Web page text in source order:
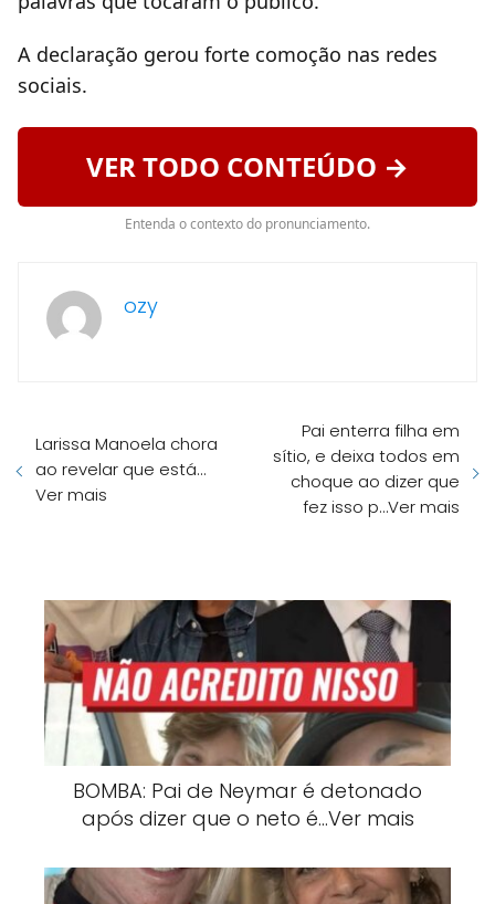
A declaração gerou forte comoção nas redes
sociais.
VER TODO CONTEÚDO →
Entenda o contexto do pronunciamento.
ozy
Larissa Manoela chora
ao revelar que está…
Ver mais
Pai enterra filha em
sítio, e deixa todos em
choque ao dizer que
fez isso p…Ver mais
BOMBA: Pai de Neymar é detonado
após dizer que o neto é…Ver mais